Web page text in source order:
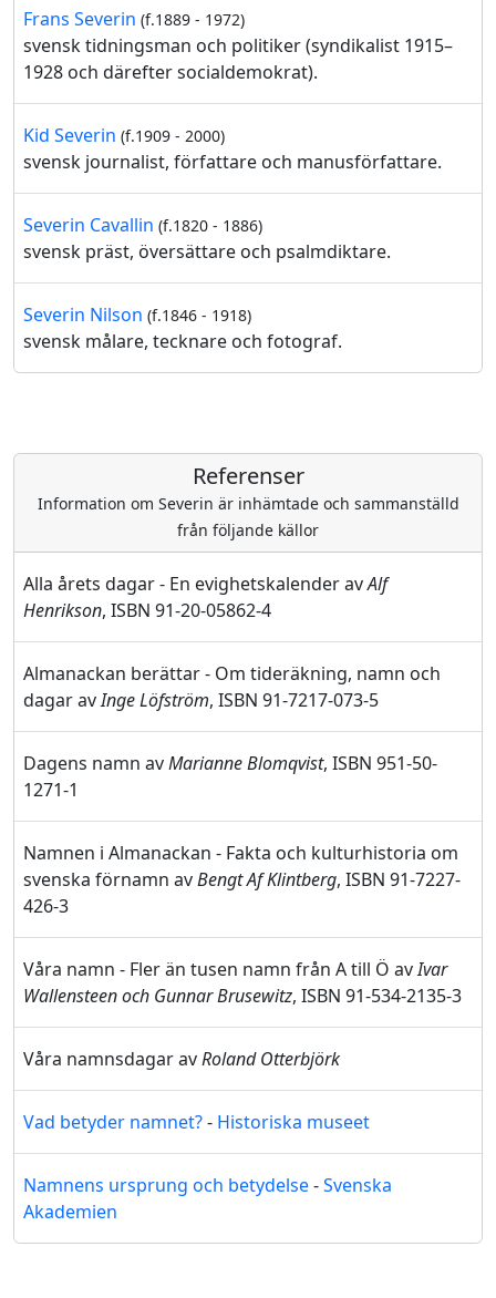
Frans Severin (f.1889 - 1972)
svensk tidningsman och politiker (syndikalist 1915–
1928 och därefter socialdemokrat).
Kid Severin (f.1909 - 2000)
svensk journalist, författare och manusförfattare.
Severin Cavallin (f.1820 - 1886)
svensk präst, översättare och psalmdiktare.
Severin Nilson (f.1846 - 1918)
svensk målare, tecknare och fotograf.
Referenser
Information om Severin är inhämtade och sammanställd
från följande källor
Alla årets dagar - En evighetskalender avAlf
Henrikson, ISBN 91-20-05862-4
Almanackan berättar - Om tideräkning, namn och
dagar avInge Löfström, ISBN 91-7217-073-5
Dagens namn avMarianne Blomqvist, ISBN 951-50-
1271-1
Namnen i Almanackan - Fakta och kulturhistoria om
svenska förnamn avBengt Af Klintberg, ISBN 91-7227-
426-3
Våra namn - Fler än tusen namn från A till Ö avIvar
Wallensteen och Gunnar Brusewitz, ISBN 91-534-2135-3
Våra namnsdagar avRoland Otterbjörk
Vad betyder namnet?- Historiska museet
Namnens ursprung och betydelse-Svenska
Akademien